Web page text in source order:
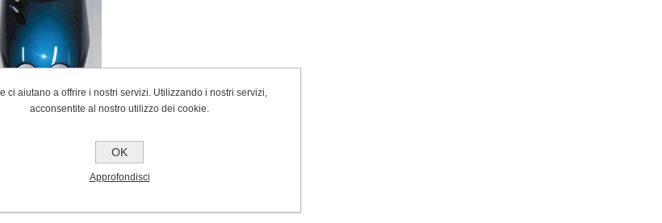
ci aiutano a offrire i nostri servizi. Utilizzando i nostri servizi,
acconsentite al nostro utilizzo dei cookie.
OK
Approfondisci